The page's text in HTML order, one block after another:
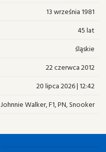
13 września 1981
45 lat
śląskie
22 czerwca 2012
20 lipca 2026 | 12:42
Johnnie Walker, F1, PN, Snooker